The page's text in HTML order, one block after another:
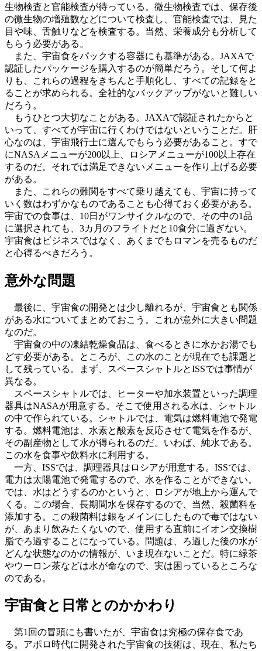
生物検査と官能検査が待っている。微生物検査では、保存後
の微生物の増殖数などについて検査し、官能検査では、見た
目や味、舌触りなどを検査する。当然、栄養成分も分析して
もらう必要がある。
また、宇宙食をパックする容器にも基準がある。JAXAで
認証したパッケージを購入するのが簡単だろう。そして何よ
りも、これらの過程をきちんと手順化し、すべての記録をと
ることが求められる。全社的なバックアップがないと難しい
だろう。
もうひとつ大切なことがある。JAXAで認証されたからと
いって、すべてが宇宙に行くわけではないということだ。肝
心なのは、宇宙飛行士に選んでもらう必要があること。すで
にNASAメニューが200以上、ロシアメニューが100以上存在
するのだ。それでは満足できないメニューを作り上げる必要
がある。
また、これらの難関をすべて乗り越えても、宇宙に持って
いく数はわずかなものであることも心得ておく必要がある。
宇宙での食事は、10日がワンサイクルなので、その中の1品
に選択されても、3カ月のフライトだと10食分に過ぎない。
宇宙食はビジネスではなく、あくまでもロマンを売るものだ
と心得るべきだろう。
意外な問題
最後に、宇宙食の開発とは少し離れるが、宇宙食とも関係
がある水についてまとめておこう。これが意外に大きい問題
なのだ。
宇宙食の中の凍結乾燥食品は、食べるときに水かお湯でも
どす必要がある。ところが、この水のことが現在でも課題と
して残っている。まず、スペースシャトルとISSでは事情が
異なる。
スペースシャトルでは、ヒーターや加水装置といった調理
器具はNASAが用意する。そこで使用される水は、シャトル
の中で作られている。シャトルでは、電気は燃料電池で発電
する。燃料電池は、水素と酸素を反応させて電気を作るが、
その副産物として水が得られるのだ。いわば、純水である。
この水を食事や飲料水に利用する。
一方、ISSでは、調理器具はロシアが用意する。ISSでは、
電力は太陽電池で発電するので、水を作ることができない。
では、水はどうするのかというと、ロシアが地上から運んで
くる。この場合、長期間水を保存するので、当然、殺菌料を
添加する。この殺菌料は銀をメインにしたもので毒ではない
が、あまり飲みたくないので、使用する直前にイオン交換樹
脂でろ過することになっている。問題は、ろ過した後の水が
どんな状態なのかの情報が、いま現在ないことだ。特に緑茶
やウーロン茶などは水が命なので、実は困っているところな
のである。
宇宙食と日常とのかかわり
第1回の冒頭にも書いたが、宇宙食は究極の保存食であ
る。アポロ時代に開発された宇宙食の技術は、現在、私たち